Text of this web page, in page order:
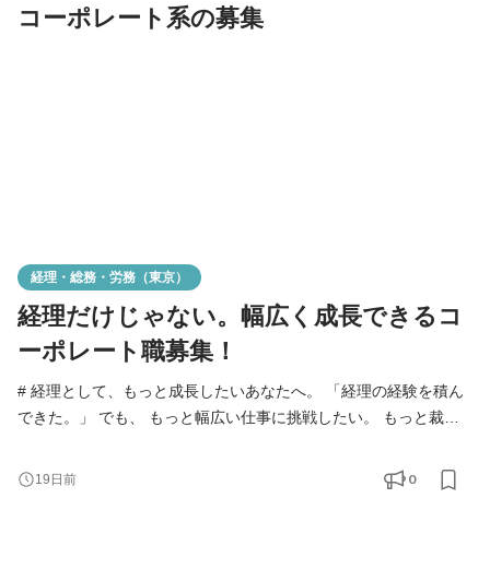
コーポレート系の募集
経理・総務・労務（東京）
経理だけじゃない。幅広く成長できるコ
ーポレート職募集！
# 経理として、もっと成長したいあなたへ。 「経理の経験を積ん
できた。」 でも、 もっと幅広い仕事に挑戦したい。 もっと裁量
FISMのコーポレートチームでは、経理だけではなく、総務・労
19日前 0